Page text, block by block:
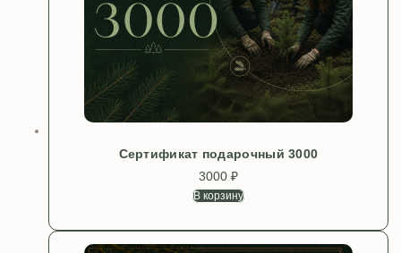
Сертификат подарочный 3000
3000 ₽
В корзину